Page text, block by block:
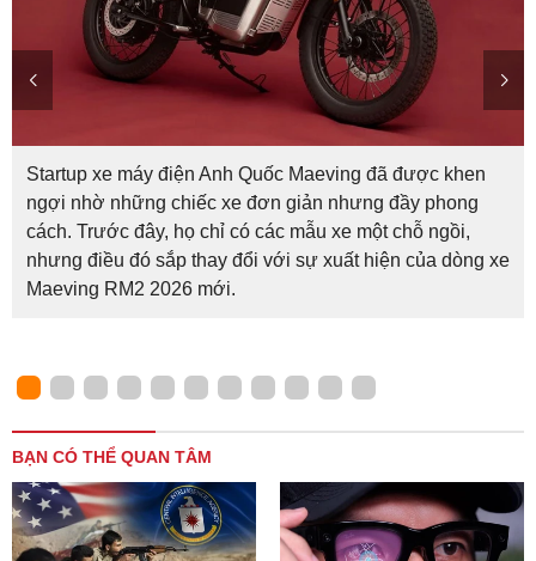
Startup xe máy điện Anh Quốc Maeving đã được khen
ngợi nhờ những chiếc xe đơn giản nhưng đầy phong
cách. Trước đây, họ chỉ có các mẫu xe một chỗ ngồi,
nhưng điều đó sắp thay đổi với sự xuất hiện của dòng xe
Maeving RM2 2026 mới.
BẠN CÓ THỂ QUAN TÂM